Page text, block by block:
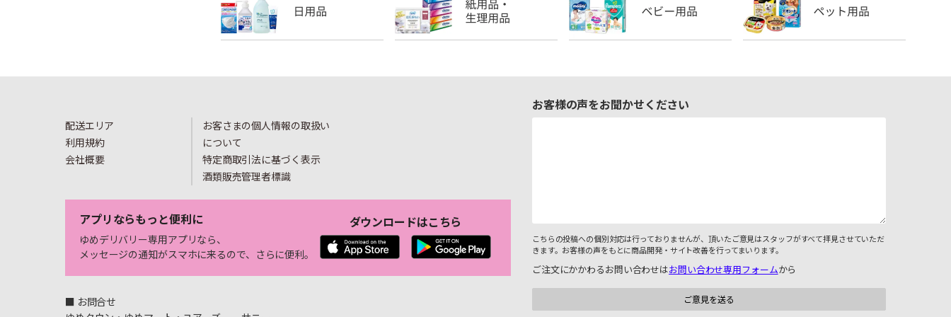
配送エリア
利用規約
会社概要
お客さまの個人情報の取扱い
について
特定商取引法に基づく表示
酒類販売管理者標識
アプリならもっと便利に
ゆめデリバリー専用アプリなら、
メッセージの通知がスマホに来るので、さらに便利。
ダウンロードはこちら
■ お問合せ
お客様の声をお聞かせください
こちらの投稿への個別対応は行っておりませんが、頂いたご意見はスタッフがすべて拝見させていただ
きます。お客様の声をもとに商品開発・サイト改善を行ってまいります。
ご注文にかかわるお問い合わせはお問い合わせ専用フォームから